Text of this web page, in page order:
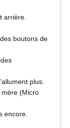
arrière.
boutons de
plus.
(Micro
encore.